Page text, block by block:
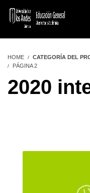
HOME
CATEGORÍA DEL
PÁGINA 2
2020